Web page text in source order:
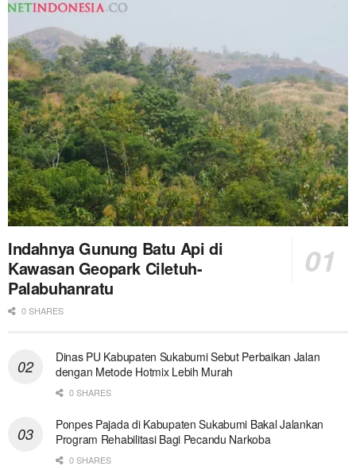
Indahnya Gunung Batu Api di
Kawasan Geopark Ciletuh-
Palabuhanratu
0 SHARES
Dinas PU Kabupaten Sukabumi Sebut Perbaikan Jalan
dengan Metode Hotmix Lebih Murah
0 SHARES
Ponpes Pajada di Kabupaten Sukabumi Bakal Jalankan
Program Rehabilitasi Bagi Pecandu Narkoba
0 SHARES